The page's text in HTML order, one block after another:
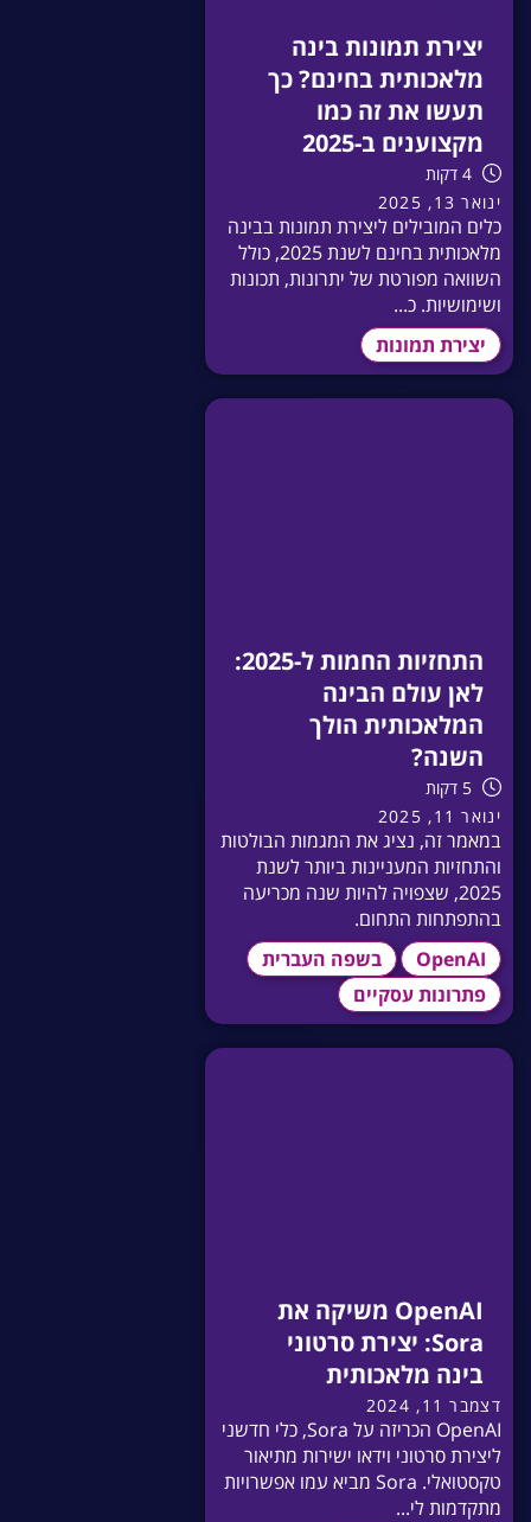
יצירת תמונות בינה
מלאכותית בחינם? כך
תעשו את זה כמו
מקצוענים ב-2025
4 דקות
ינואר 13, 2025
כלים המובילים ליצירת תמונות בבינה
מלאכותית בחינם לשנת 2025, כולל
השוואה מפורטת של יתרונות, תכונות
ושימושיות. כ...
יצירת תמונות
התחזיות החמות ל-2025:
לאן עולם הבינה
המלאכותית הולך
השנה?
5 דקות
ינואר 11, 2025
במאמר זה, נציג את המגמות הבולטות
והתחזיות המעניינות ביותר לשנת
2025, שצפויה להיות שנה מכריעה
בהתפתחות התחום.
OpenAI
בשפה העברית
פתרונות עסקיים
OpenAI משיקה את
Sora: יצירת סרטוני
בינה מלאכותית
דצמבר 11, 2024
OpenAI הכריזה על Sora, כלי חדשני
ליצירת סרטוני וידאו ישירות מתיאור
טקסטואלי. Sora מביא עמו אפשרויות
מתקדמות לי...